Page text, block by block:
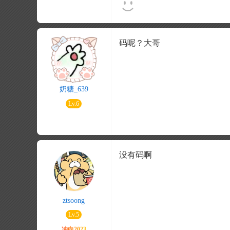
奶糖_639
Lv.6
码呢？大哥
ztsoong
Lv.5
没有码啊